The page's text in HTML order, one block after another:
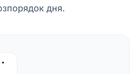
дня.